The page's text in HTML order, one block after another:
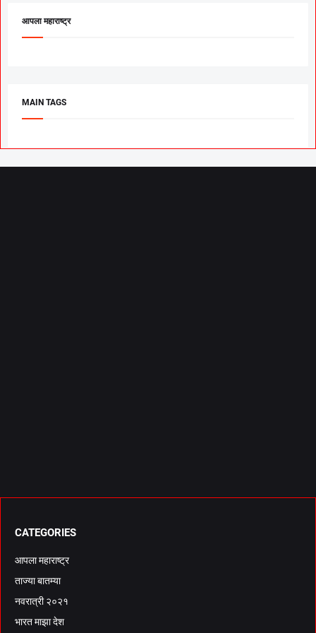
आपला महाराष्ट्र
MAIN TAGS
CATEGORIES
आपला महाराष्ट्र
ताज्या बातम्या
नवरात्री २०२१
भारत माझा देश